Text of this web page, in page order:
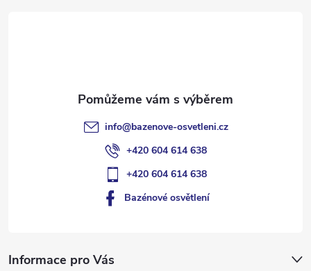
Informace pro Vás
info@bazenove-osvetleni.cz
+420 604 614 638
+420 604 614 638
Bazénové osvětlení